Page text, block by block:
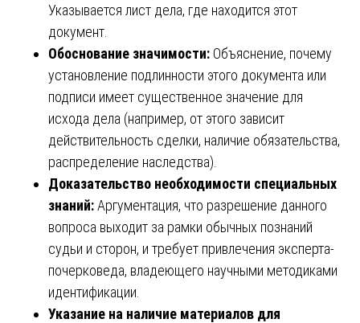
Указывается лист дела, где находится этот
документ.
Обоснование значимости: Объяснение, почему
установление подлинности этого документа или
подписи имеет существенное значение для
исхода дела (например, от этого зависит
действительность сделки, наличие обязательства,
распределение наследства).
Доказательство необходимости специальных
знаний:Аргументация, что разрешение данного
вопроса выходит за рамки обычных познаний
судьи и сторон, и требует привлечения эксперта-
почерковеда, владеющего научными методиками
идентификации.
Указание на наличие материалов для